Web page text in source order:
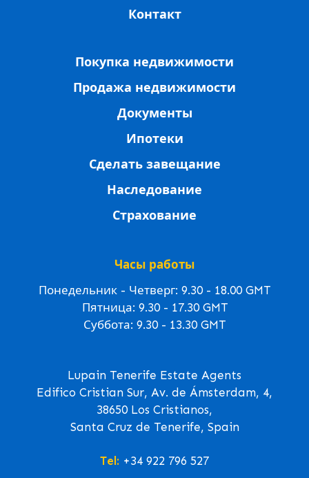
Контакт
Покупка недвижимости
Продажа недвижимости
Документы
Ипотеки
Сделать завещание
Наследование
Страхование
Часы работы
Понедельник - Четверг: 9.30 - 18.00 GMT
Пятница: 9.30 - 17.30 GMT
Суббота: 9.30 - 13.30 GMT
Lupain Tenerife Estate Agents
Edifico Cristian Sur, Av. de Ámsterdam, 4,
38650 Los Cristianos,
Santa Cruz de Tenerife, Spain
Tel: +34 922 796 527